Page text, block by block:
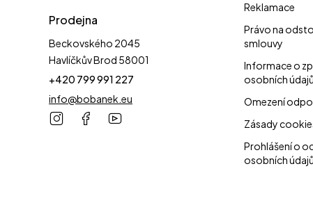
Prodejna
Beckovského 2045
Havlíčkův Brod 58001
+420 799 991 227
info@bobanek.eu
Reklamace
Právo na
smlouvy
Informace o
osobních údajů
Omezení
Zásady
Prohlášení o
osobních údajů